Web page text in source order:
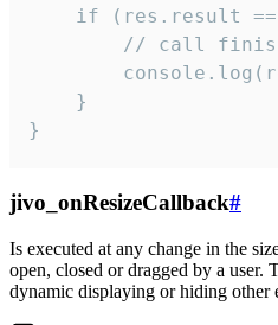
if (res.result
// call
    }
}
jivo_onResizeCallback#
Is executed at any change in the
open, closed or dragged by a user.
dynamic displaying or hiding other